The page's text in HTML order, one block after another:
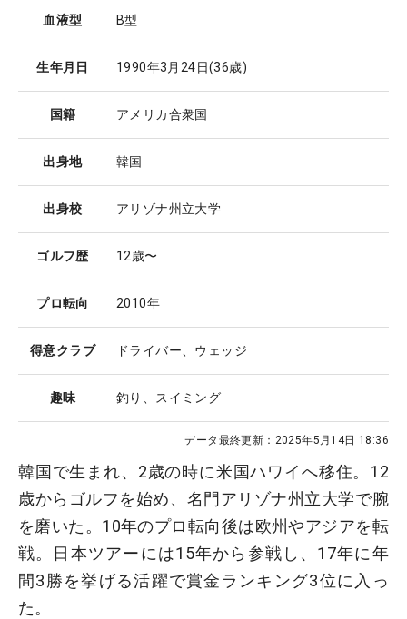
血液型 B型
生年月日 1990年3月24日(36歳)
国籍 アメリカ合衆国
出身地 韓国
出身校 アリゾナ州立大学
ゴルフ歴 12歳〜
プロ転向 2010年
得意クラブ ドライバー、ウェッジ
趣味 釣り、スイミング
データ最終更新： 2025年5月14日 18:36
韓国で生まれ、2歳の時に米国ハワイへ移住。12
歳からゴルフを始め、名門アリゾナ州立大学で腕
を磨いた。10年のプロ転向後は欧州やアジアを転
戦。日本ツアーには15年から参戦し、17年に年
間3勝を挙げる活躍で賞金ランキング3位に入っ
た。